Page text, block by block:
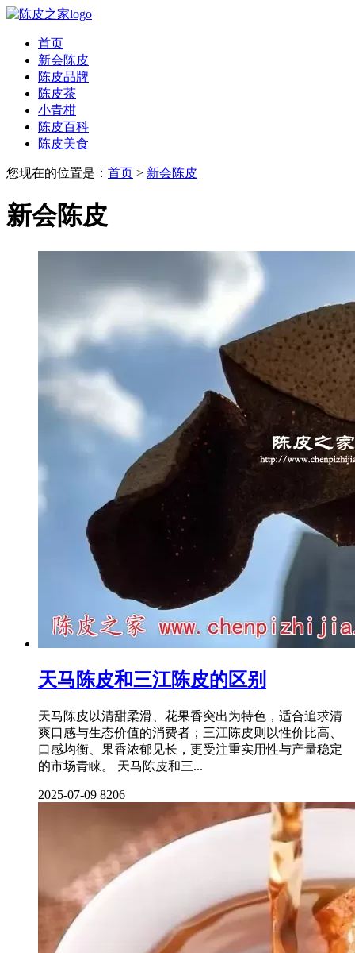
首页
新会陈皮
陈皮品牌
陈皮茶
小青柑
陈皮百科
陈皮美食
您现在的位置是： 首页 > 新会陈皮
新会陈皮
天马陈皮和三江陈皮的区别
天马陈皮以清甜柔滑、花果香突出为特色，适合追求清
爽口感与生态价值的消费者；三江陈皮则以性价比高、
口感均衡、果香浓郁见长，更受注重实用性与产量稳定
的市场青睐。 天马陈皮和三...
2025-07-09 8206